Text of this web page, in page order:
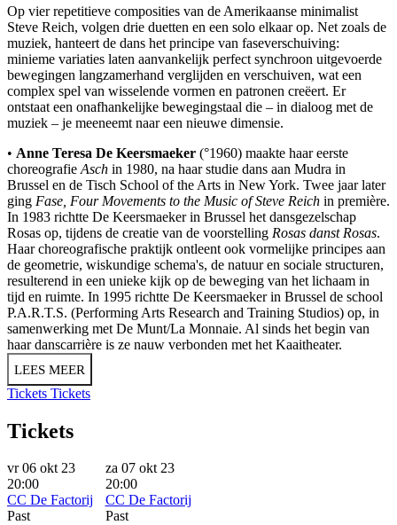
Op vier repetitieve composities van de Amerikaanse minimalist
Steve Reich, volgen drie duetten en een solo elkaar op. Net zoals de
muziek, hanteert de dans het principe van faseverschuiving:
minieme variaties laten aanvankelijk perfect synchroon uitgevoerde
bewegingen langzamerhand verglijden en verschuiven, wat een
complex spel van wisselende vormen en patronen creëert. Er
ontstaat een onafhankelijke bewegingstaal die – in dialoog met de
muziek – je meeneemt naar een nieuwe dimensie.
• Anne Teresa De Keersmaeker (°1960) maakte haar eerste
choreografie Asch in 1980, na haar studie dans aan Mudra in
Brussel en de Tisch School of the Arts in New York. Twee jaar later
ging Fase, Four Movements to the Music of Steve Reich in première.
In 1983 richtte De Keersmaeker in Brussel het dansgezelschap
Rosas op, tijdens de creatie van de voorstelling Rosas danst Rosas.
Haar choreografische praktijk ontleent ook vormelijke principes aan
de geometrie, wiskundige schema's, de natuur en sociale structuren,
resulterend in een unieke kijk op de beweging van het lichaam in
tijd en ruimte. In 1995 richtte De Keersmaeker in Brussel de school
P.A.R.T.S. (Performing Arts Research and Training Studios) op, in
samenwerking met De Munt/La Monnaie. Al sinds het begin van
haar danscarrière is ze nauw verbonden met het Kaaitheater.
LEES MEER
Tickets Tickets
Tickets
vr 06 okt 23
20:00
CC De Factorij
Past
za 07 okt 23
20:00
CC De Factorij
Past